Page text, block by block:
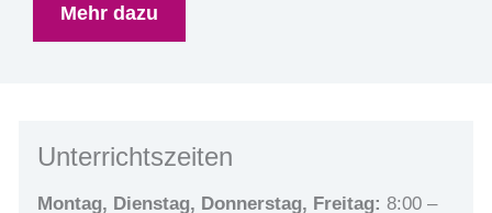
Mehr dazu
Unterrichtszeiten
Montag, Dienstag, Donnerstag, Freitag: 8:00 –